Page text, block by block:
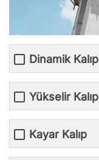
Dinamik Kalıp
Yükselir Kalıp
Kayar Kalıp